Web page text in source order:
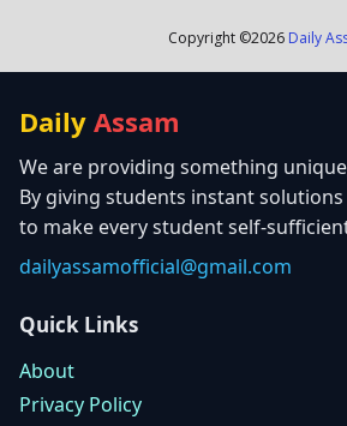
Copyright ©2026 Daily
Daily Assam
We are providing something
By giving students instant
to make every student self-
dailyassamofficial@gmail.com
Quick Links
About
Privacy Policy